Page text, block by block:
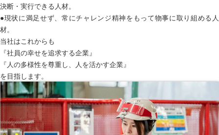
決断・実行できる人材。
●現状に満足せず、常にチャレンジ精神をもって物事に取り組める人
材。
当社はこれからも
『社員の幸せを追求する企業』
『人の多様性を尊重し、人を活かす企業』
を目指します。